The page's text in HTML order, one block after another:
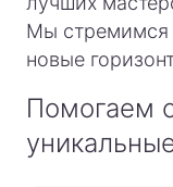
Мы стремимся
новые
Помогаем